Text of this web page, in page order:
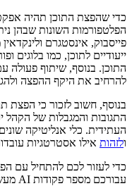
כדי שהפצת התוכן תהיה
הפלטפורמות השונות שבהן
פייסבוק, אינסטגרם
ייעודיים לתוכן, כמו בלוגים
התוכן. בנוסף, שיתוף פעולה
להרחיב את היקף ההפצה
בנוסף, חשוב לזכור כי הפצת
התגובות והמגבלות של הקהל
העתידית. כלי אנליטיקה
ולזהות אילו אסטרטגיות
כדי לעזור לכם להתחיל עם
עבורכם מספר פקודות AI מעשיות שאותן תוכלו להשתמש כבר עכשיו: